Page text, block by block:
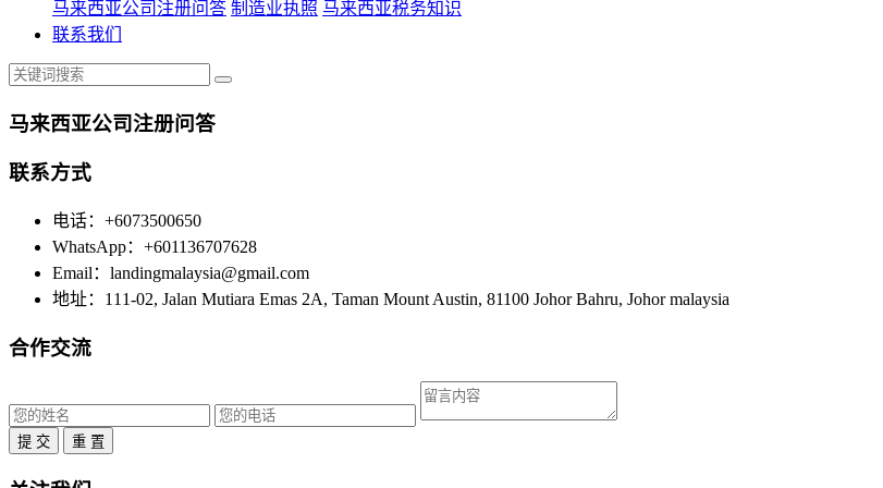
马来西亚公司注册问答 制造业执照 马来西亚税务知识
联系我们
马来西亚公司注册问答
联系方式
电话：+6073500650
WhatsApp：+601136707628
Email：landingmalaysia@gmail.com
地址：111-02, Jalan Mutiara Emas 2A, Taman Mount Austin, 81100 Johor Bahru, Johor malaysia
合作交流
提 交 重 置